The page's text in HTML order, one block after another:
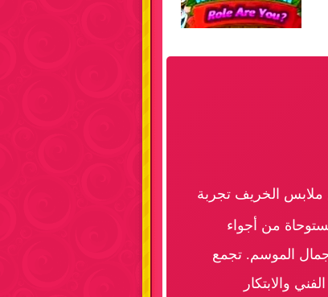
ملابس الخريف تجربة
من أجواء
جمال الموسم. تجمع
والابتكار